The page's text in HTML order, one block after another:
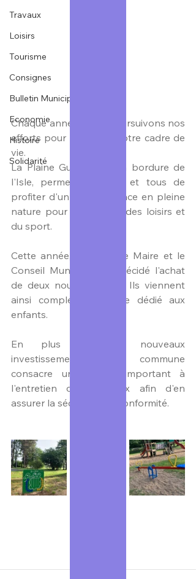
Travaux
Loisirs
Tourisme
Consignes
Bulletin Municipal
Economie
Histoire
Solidarité
Chaque année, nous poursuivons nos
efforts pour améliorer notre cadre de
vie.
La Plaine Gué, située en bordure de
l'Isle, permet à toutes et tous de
profiter d'un grand espace en pleine
nature pour la pratique des loisirs et
du sport.
Cette année, Madame le Maire et le
Conseil Municipal ont décidé l'achat
de deux nouveaux jeux. Ils viennent
ainsi compléter l'espace dédié aux
enfants.
En plus de ces nouveaux
investissements, la commune
consacre un budget important à
l'entretien de ces jeux afin d'en
assurer la sécurité et la conformité.